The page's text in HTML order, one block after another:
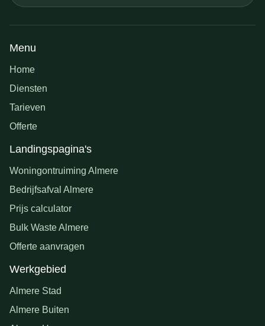
Menu
Home
Diensten
Tarieven
Offerte
Landingspagina's
Woningontruiming Almere
Bedrijfsafval Almere
Prijs calculator
Bulk Waste Almere
Offerte aanvragen
Werkgebied
Almere Stad
Almere Buiten